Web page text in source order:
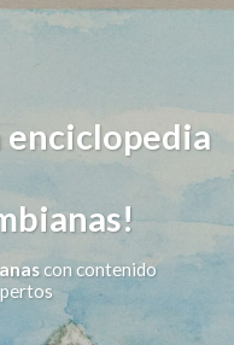
enciclopedia
con contenido